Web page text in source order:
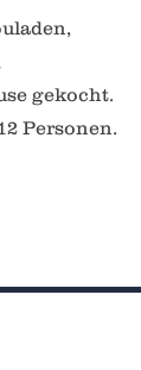
gekocht.
Personen.